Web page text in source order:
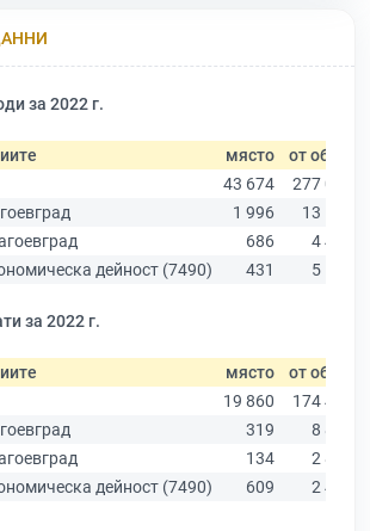
за 2022 г.
място от общо
43 674
277 019
1 996
13 529
686
4 485
дейност (7490)
431 5 541
за 2022 г.
място от общо
19 860
174 403
319
8 826
134
2 890
дейност (7490)
609 2 483